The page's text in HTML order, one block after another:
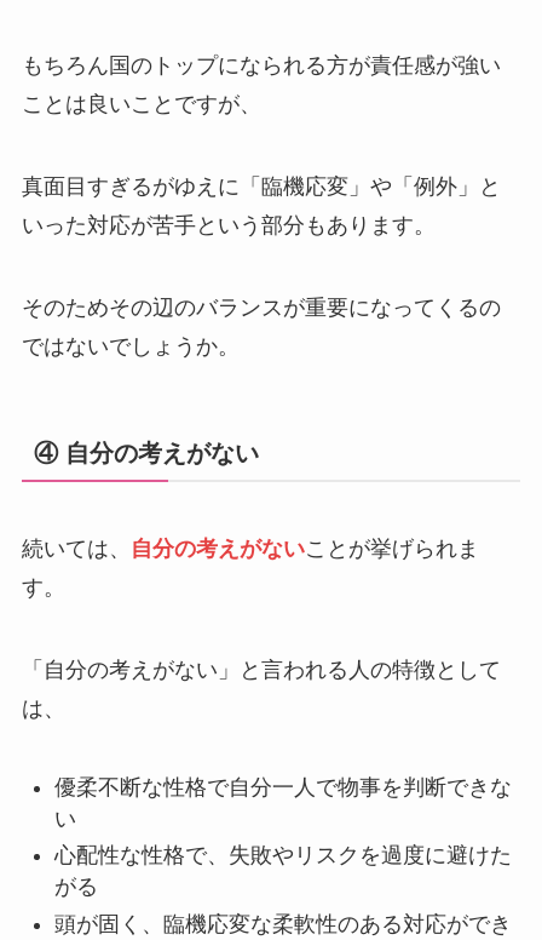
もちろん国のトップになられる方が責任感が強い
ことは良いことですが、
真面目すぎるがゆえに「臨機応変」や「例外」と
いった対応が苦手という部分もあります。
そのためその辺のバランスが重要になってくるの
ではないでしょうか。
④ 自分の考えがない
続いては、 自分の考えがないことが挙げられま
す。
「自分の考えがない」と言われる人の特徴として
は、
優柔不断な性格で自分一人で物事を判断できな
い
心配性な性格で、失敗やリスクを過度に避けた
がる
頭が固く、臨機応変な柔軟性のある対応ができ